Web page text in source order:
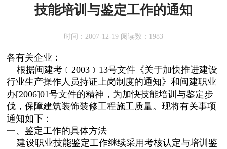
技能培训与鉴定工作的通知
时间：2007-12-19 阅读数：1983
各有关企业：
根据闽建考﹝2003﹞13号文件《关于加快推进建设
行业生产操作人员持证上岗制度的通知》和闽建职业
办[2006]01号文件的精神，为加快技能培训与鉴定步
伐，保障建筑装饰装修工程施工质量。现将有关事项
通知如下：
一、鉴定工作的具体方法
建设职业技能鉴定工作继续采用考核认定与培训鉴